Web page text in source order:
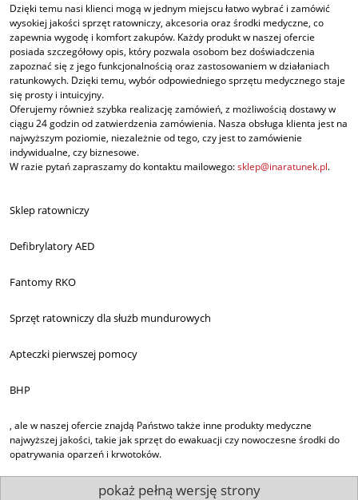
Dzięki temu nasi klienci mogą w jednym miejscu łatwo wybrać i zamówić
wysokiej jakości sprzęt ratowniczy, akcesoria oraz środki medyczne, co
zapewnia wygodę i komfort zakupów. Każdy produkt w naszej ofercie
posiada szczegółowy opis, który pozwala osobom bez doświadczenia
zapoznać się z jego funkcjonalnością oraz zastosowaniem w działaniach
ratunkowych. Dzięki temu, wybór odpowiedniego sprzętu medycznego staje
się prosty i intuicyjny.
Oferujemy również szybka realizację zamówień, z możliwością dostawy w
ciągu 24 godzin od zatwierdzenia zamówienia. Nasza obsługa klienta jest na
najwyższym poziomie, niezależnie od tego, czy jest to zamówienie
indywidualne, czy biznesowe.
W razie pytań zapraszamy do kontaktu mailowego:sklep@inaratunek.pl.
Sklep ratowniczy
Defibrylatory AED
Fantomy RKO
Sprzęt ratowniczy dla służb mundurowych
Apteczki pierwszej pomocy
BHP
, ale w naszej ofercie znajdą Państwo także inne produkty medyczne
najwyższej jakości, takie jak sprzęt do ewakuacji czy nowoczesne środki do
opatrywania oparzeń i krwotoków.
pokaż pełną wersję strony